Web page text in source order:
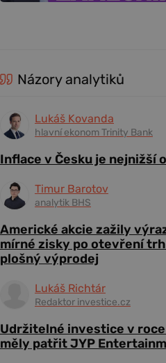
Názory analytiků
Lukáš Kovanda
hlavní ekonom Trinity Bank
Inflace v Česku je nejnižší
Timur Barotov
analytik BHS
Americké akcie zažily
mírné zisky po otevření
plošný výprodej
Lukáš Richtár
Redaktor investice.cz
Udržitelné investice v
měly patřit JYP